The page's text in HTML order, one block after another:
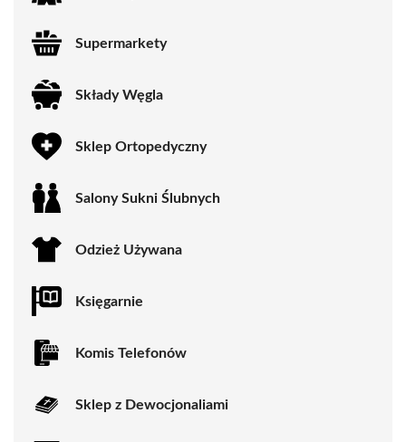
Supermarkety
Składy Węgla
Sklep Ortopedyczny
Salony Sukni Ślubnych
Odzież Używana
Księgarnie
Komis Telefonów
Sklep z Dewocjonaliami